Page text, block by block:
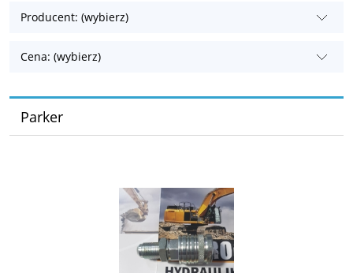
Producent: (wybierz)
Cena: (wybierz)
Parker